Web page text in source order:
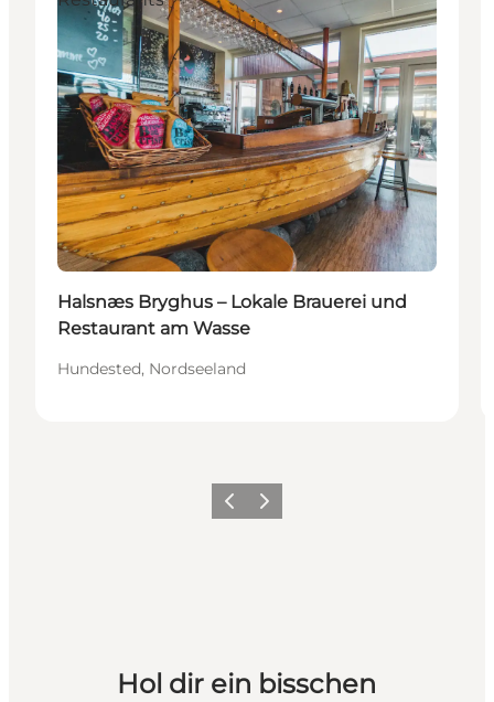
Halsnæs Bryghus – Lokale Brauerei und
Restaurant am Wasse
Hundested, Nordseeland
ZurückWeiter
Hol dir ein bisschen